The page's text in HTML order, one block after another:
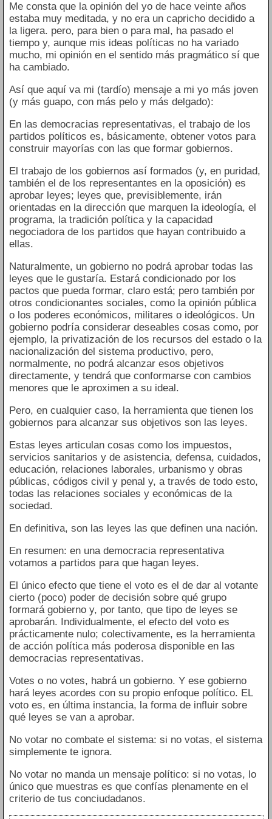
Me consta que la opinión del yo de hace veinte años
estaba muy meditada, y no era un capricho decidido a
la ligera. pero, para bien o para mal, ha pasado el
tiempo y, aunque mis ideas políticas no ha variado
mucho, mi opinión en el sentido más pragmático sí que
ha cambiado.
Así que aquí va mi (tardío) mensaje a mi yo más joven
(y más guapo, con más pelo y más delgado):
En las democracias representativas, el trabajo de los
partidos políticos es, básicamente, obtener votos para
construir mayorías con las que formar gobiernos.
El trabajo de los gobiernos así formados (y, en puridad,
también el de los representantes en la oposición) es
aprobar leyes; leyes que, previsiblemente, irán
orientadas en la dirección que marquen la ideología, el
programa, la tradición política y la capacidad
negociadora de los partidos que hayan contribuido a
ellas.
Naturalmente, un gobierno no podrá aprobar todas las
leyes que le gustaría. Estará condicionado por los
pactos que pueda formar, claro está; pero también por
otros condicionantes sociales, como la opinión pública
o los poderes económicos, militares o ideológicos. Un
gobierno podría considerar deseables cosas como, por
ejemplo, la privatización de los recursos del estado o la
nacionalización del sistema productivo, pero,
normalmente, no podrá alcanzar esos objetivos
directamente, y tendrá que conformarse con cambios
menores que le aproximen a su ideal.
Pero, en cualquier caso, la herramienta que tienen los
gobiernos para alcanzar sus objetivos son las leyes.
Estas leyes articulan cosas como los impuestos,
servicios sanitarios y de asistencia, defensa, cuidados,
educación, relaciones laborales, urbanismo y obras
públicas, códigos civil y penal y, a través de todo esto,
todas las relaciones sociales y económicas de la
sociedad.
En definitiva, son las leyes las que definen una nación.
En resumen: en una democracia representativa
votamos a partidos para que hagan leyes.
El único efecto que tiene el voto es el de dar al votante
cierto (poco) poder de decisión sobre qué grupo
formará gobierno y, por tanto, que tipo de leyes se
aprobarán. Individualmente, el efecto del voto es
prácticamente nulo; colectivamente, es la herramienta
de acción política más poderosa disponible en las
democracias representativas.
Votes o no votes, habrá un gobierno. Y ese gobierno
hará leyes acordes con su propio enfoque político. EL
voto es, en última instancia, la forma de influir sobre
qué leyes se van a aprobar.
No votar no combate el sistema: si no votas, el sistema
simplemente te ignora.
No votar no manda un mensaje político: si no votas, lo
único que muestras es que confías plenamente en el
criterio de tus conciudadanos.